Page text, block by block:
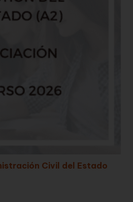
Civil del Estado